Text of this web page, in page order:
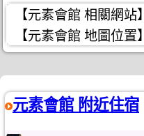
【元素會館 相關網站】
【元素會館 地圖位置】
元素會館 附近住宿